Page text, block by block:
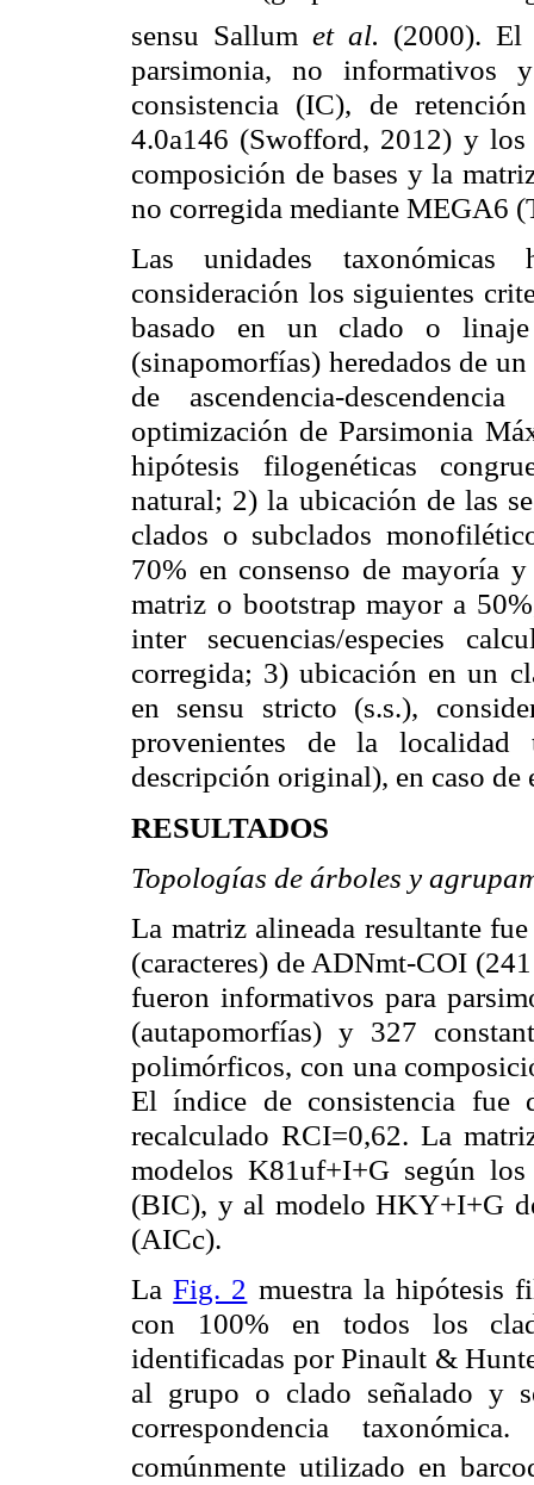
sensu Sallum et al. (2000). El
parsimonia, no informativos
consistencia (IC), de
4.0a146 (Swofford, 2012) y
composición de bases y la
no corregida mediante MEGA6
Las unidades taxonómicas
consideración los siguientes
basado en un clado o linaje
(sinapomorfías) heredados de
de ascendencia-
optimización de Parsimonia
hipótesis filogenéticas
natural; 2) la ubicación de las
clados o subclados
70% en consenso de mayoría
matriz o bootstrap mayor a
inter secuencias/especies
corregida; 3) ubicación en un
en sensu stricto (s.s.),
provenientes de la
descripción original), en caso de
RESULTADOS
Topologías de árboles y
La matriz alineada resultante
(caracteres) de ADNmt-COI
fueron informativos para
(autapomorfías) y 327
polimórficos, con una
El índice de consistencia fue
recalculado RCI=0,62. La
modelos K81uf+I+G según
(BIC), y al modelo HKY+I+G
(AICc).
LaFig. 2 muestra la hipótesis
con 100% en todos los
identificadas por Pinault &
al grupo o clado señalado y
correspondencia
comúnmente utilizado en